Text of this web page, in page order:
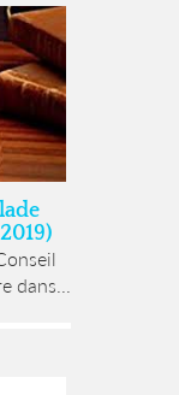
dans...